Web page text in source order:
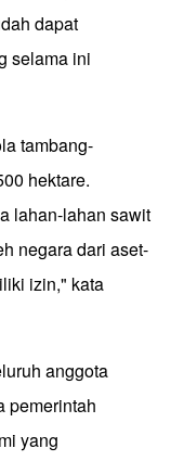
dapat
selama ini
tambang-
hektare.
lahan-lahan sawit
negara dari aset-
izin," kata
anggota
pemerintah
yang